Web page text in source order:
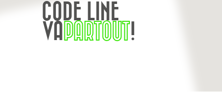
CODE LINE
VAPARTOUT!